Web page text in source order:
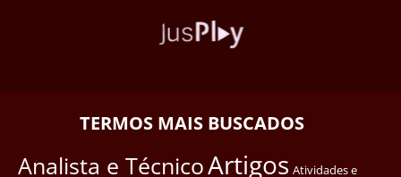
TERMOS MAIS BUSCADOS
Analista e TécnicoArtigos Atividades e